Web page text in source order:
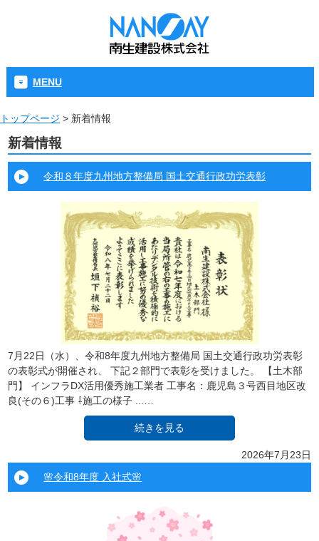
MENU
トップページ > 新着情報
新着情報
令和８年度九州地方整備局 国土交通行政功労表彰
7月22日（水）、令和8年度九州地方整備局 国土交通行政功労表彰
の表彰式が開催され、 下記２部門で表彰を受けました。 【土木部
門】 インフラDX活用優秀施工業者 工事名：鹿児島３号西目地区改
良(その６)工事 ⇩施工の様子 ...…
続きを見る
2026年7月23日
🌸令和8年度 入社式🌸